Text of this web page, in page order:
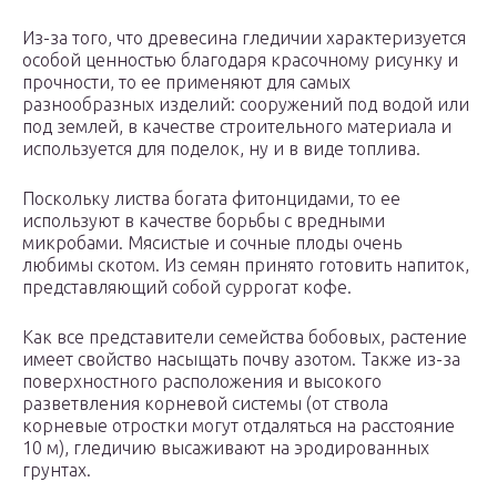
Из-за того, что древесина гледичии характеризуется
особой ценностью благодаря красочному рисунку и
прочности, то ее применяют для самых
разнообразных изделий: сооружений под водой или
под землей, в качестве строительного материала и
используется для поделок, ну и в виде топлива.
Поскольку листва богата фитонцидами, то ее
используют в качестве борьбы с вредными
микробами. Мясистые и сочные плоды очень
любимы скотом. Из семян принято готовить напиток,
представляющий собой суррогат кофе.
Как все представители семейства бобовых, растение
имеет свойство насыщать почву азотом. Также из-за
поверхностного расположения и высокого
разветвления корневой системы (от ствола
корневые отростки могут отдаляться на расстояние
10 м), гледичию высаживают на эродированных
грунтах.